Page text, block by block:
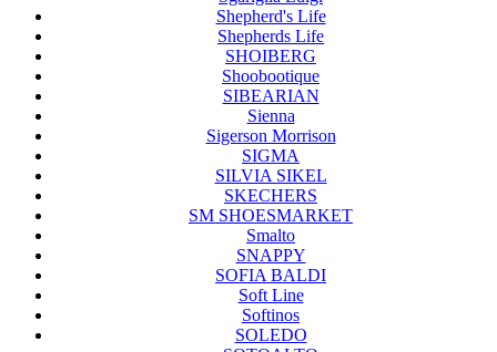
Shepherd's Life
Shepherds Life
SHOIBERG
Shoobootique
SIBEARIAN
Sienna
Sigerson Morrison
SIGMA
SILVIA SIKEL
SKECHERS
SM SHOESMARKET
Smalto
SNAPPY
SOFIA BALDI
Soft Line
Softinos
SOLEDO